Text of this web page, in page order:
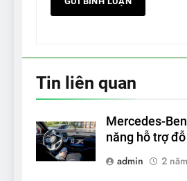
Tin liên quan
Mercedes-
năng hỗ trợ
admin
2